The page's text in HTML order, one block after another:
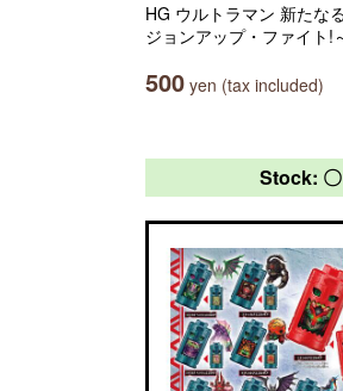
HG ウルトラマン 新たな
ジョンアップ・ファイト!
500 yen (tax included)
Stock: 〇